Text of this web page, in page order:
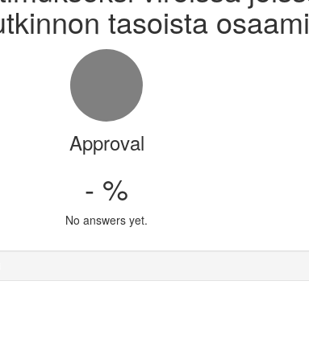
tasoista
Approval
- %
No answers yet.